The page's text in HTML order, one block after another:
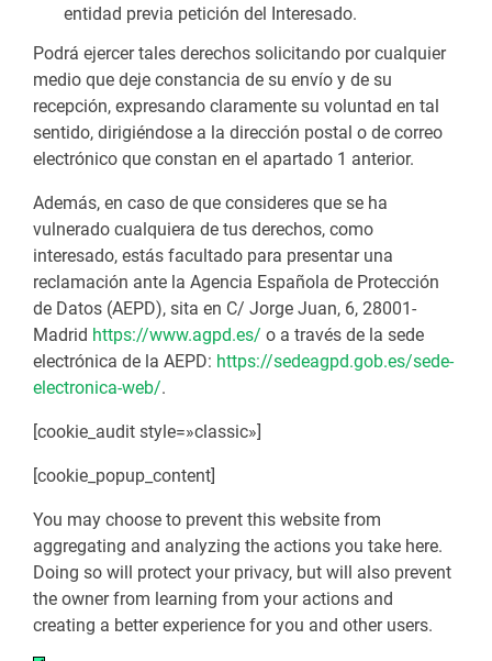
entidad previa petición del Interesado.
Podrá ejercer tales derechos solicitando por cualquier
medio que deje constancia de su envío y de su
recepción, expresando claramente su voluntad en tal
sentido, dirigiéndose a la dirección postal o de correo
electrónico que constan en el apartado 1 anterior.
Además, en caso de que consideres que se ha
vulnerado cualquiera de tus derechos, como
interesado, estás facultado para presentar una
reclamación ante la Agencia Española de Protección
de Datos (AEPD), sita en C/ Jorge Juan, 6, 28001-
Madrid https://www.agpd.es/ o a través de la sede
electrónica de la AEPD: https://sedeagpd.gob.es/sede-
electronica-web/.
[cookie_audit style=»classic»]
[cookie_popup_content]
You may choose to prevent this website from
aggregating and analyzing the actions you take here.
Doing so will protect your privacy, but will also prevent
the owner from learning from your actions and
creating a better experience for you and other users.